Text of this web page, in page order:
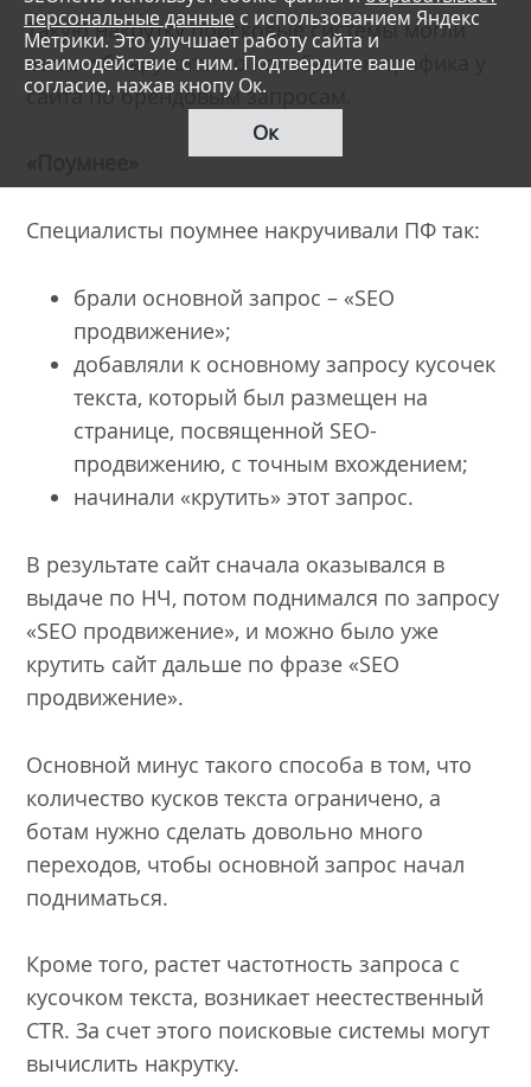
Такую накрутку поисковые системы могли
легко обнаружить по колебаниям трафика у
сайта по брендовым запросам.
Специалисты поумнее накручивали ПФ так:
брали основной запрос – «SEO
продвижение»;
добавляли к основному запросу кусочек
текста, который был размещен на
странице, посвященной SEO-
продвижению, с точным вхождением;
начинали «крутить» этот запрос.
В результате сайт сначала оказывался в
выдаче по НЧ, потом поднимался по запросу
«SEO продвижение», и можно было уже
крутить сайт дальше по фразе «SEO
продвижение».
Основной минус такого способа в том, что
количество кусков текста ограничено, а
ботам нужно сделать довольно много
переходов, чтобы основной запрос начал
подниматься.
Кроме того, растет частотность запроса с
кусочком текста, возникает неестественный
CTR. За счет этого поисковые системы могут
вычислить накрутку.
персональные данные с использованием Яндекс
Метрики. Это улучшает работу сайта и
взаимодействие с ним. Подтвердите ваше
согласие, нажав кнопу Ок.
Ок